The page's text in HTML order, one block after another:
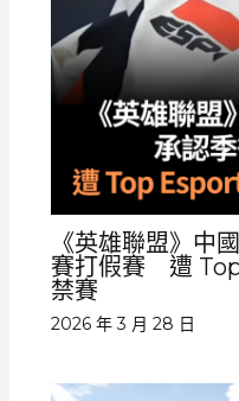
《英雄聯盟》中
賽打假賽 遭
禁賽
2026 年 3 月 28 日